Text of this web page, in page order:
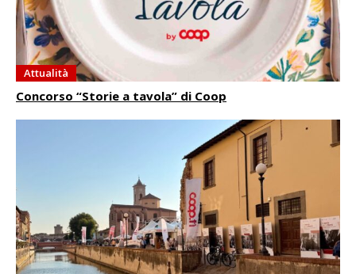
Attualità
Concorso “Storie a tavola” di Coop